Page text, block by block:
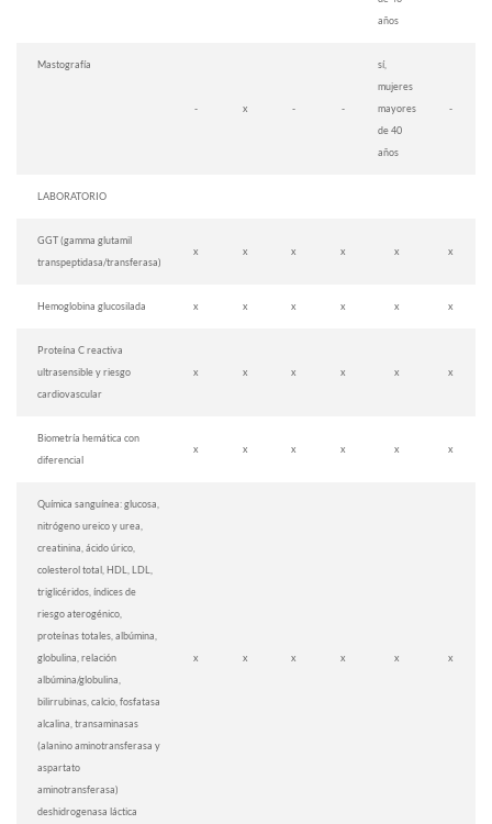
años
Mastografía
- x - -
sí,
mujeres
mayores
de 40
años
-
LABORATORIO
GGT (gamma glutamil
transpeptidasa/transferasa)
x x x x x x
Hemoglobina glucosilada x x x x x x
Proteína C reactiva
ultrasensible y riesgo
cardiovascular
x x x x x x
Biometría hemática con
diferencial
x x x x x x
Química sanguínea: glucosa,
nitrógeno ureico y urea,
creatinina, ácido úrico,
colesterol total, HDL, LDL,
triglicéridos, índices de
riesgo aterogénico,
proteínas totales, albúmina,
globulina, relación
albúmina/globulina,
bilirrubinas, calcio, fosfatasa
alcalina, transaminasas
(alanino aminotransferasa y
aspartato
aminotransferasa)
deshidrogenasa láctica
x x x x x x